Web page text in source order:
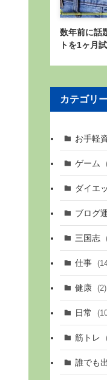
数年前に話
トを1ヶ月
カテゴリ
お手軽
ゲーム
ダイエ
ブログ
三国志
仕事
健康 (2)
日常
筋トレ
誰でも